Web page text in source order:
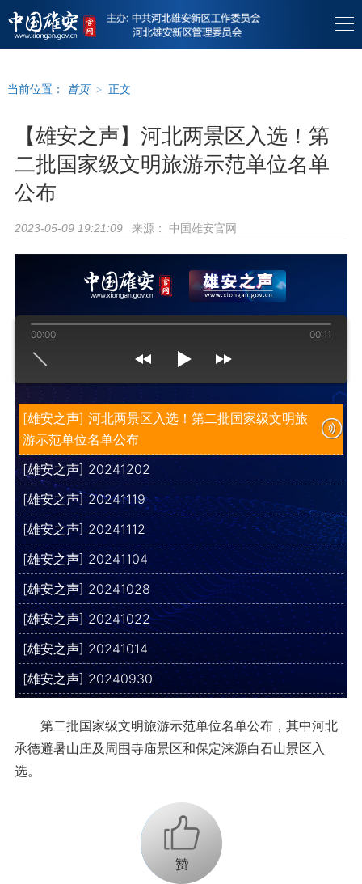
当前位置： 首页 > 正文
【雄安之声】河北两景区入选！第
二批国家级文明旅游示范单位名单
公布
2023-05-09 19:21:09 来源： 中国雄安官网
[雄安之声] 河北两景区入选！第二批国家级文明旅
游示范单位名单公布
[雄安之声] 20241202
[雄安之声] 20241119
[雄安之声] 20241112
[雄安之声] 20241104
[雄安之声] 20241028
[雄安之声] 20241022
[雄安之声] 20241014
[雄安之声] 20240930
00:00 00:11
第二批国家级文明旅游示范单位名单公布，其中河北
承德避暑山庄及周围寺庙景区和保定涞源白石山景区入
选。
+1